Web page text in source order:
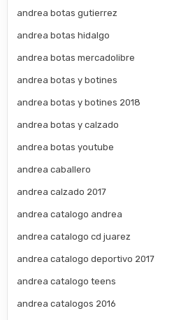
andrea botas gutierrez
andrea botas hidalgo
andrea botas mercadolibre
andrea botas y botines
andrea botas y botines 2018
andrea botas y calzado
andrea botas youtube
andrea caballero
andrea calzado 2017
andrea catalogo andrea
andrea catalogo cd juarez
andrea catalogo deportivo 2017
andrea catalogo teens
andrea catalogos 2016